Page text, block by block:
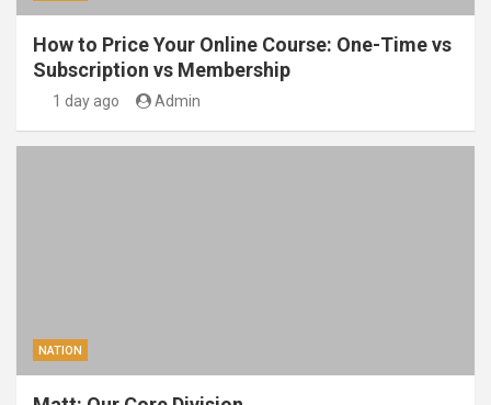
How to Price Your Online Course: One-Time vs
Subscription vs Membership
1 day ago Admin
NATION